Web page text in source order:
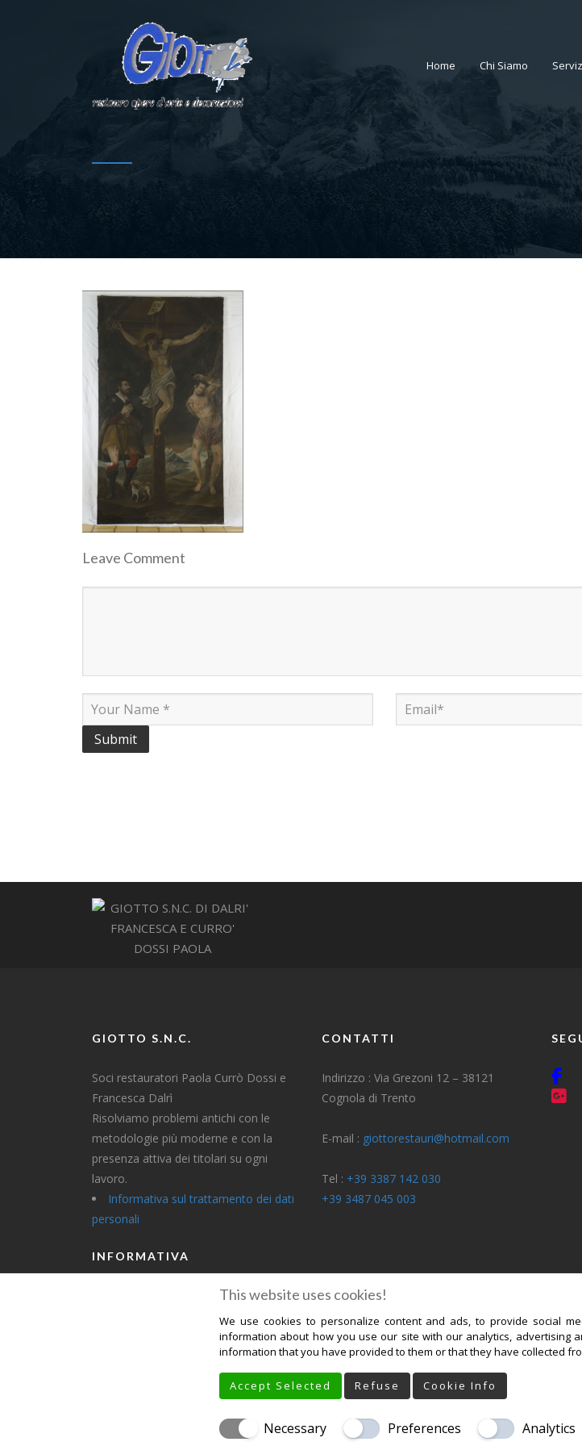
Home Chi Siamo
Leave Comment
GIOTTO S.N.C.
Soci restauratori Paola Currò Dossi e
Francesca Dalrì
Risolviamo problemi antichi con le
metodologie più moderne e con la
presenza attiva dei titolari su ogni
lavoro.
Informativa sul trattamento dei dati
personali
CONTATTI
Indirizzo : Via Grezoni 12 – 38121
Cognola di Trento
E-mail : giottorestauri@hotmail.com
Tel : +39 3387 142 030
+39 3487 045 003
INFORMATIVA
Informativa Privacy Per Clienti
Informativa Privacy Per Fornitori
CHI SIAMO SERVIZI GALLERIA
LAVORI PRIMA/DOPO
CONTATTI PRIVACY
This website uses cookies!
We use cookies to personalize content and ads, to provide social
information about how you use our site with our analytics, advertising
information that you have provided to them or that they have collected
Accept Selected Refuse Cookie Info
Necessary Preferences Analytics